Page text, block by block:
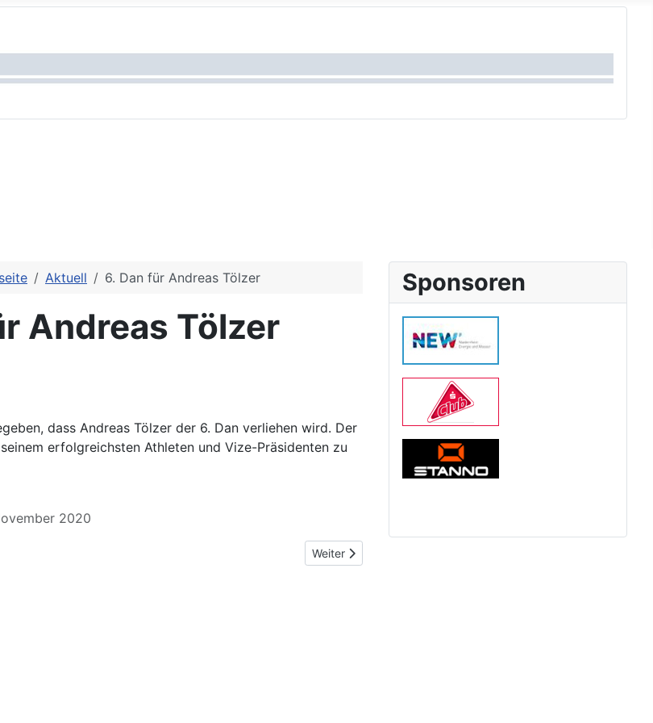
Aktuell 6. Dan für Andreas Tölzer
Andreas Tölzer
dass Andreas Tölzer der 6. Dan verliehen wird. Der
erfolgreichsten Athleten und Vize-Präsidenten zu
2020
Jahr Nächster Beitrag: Corona Update vom 1.11.2020
Weiter
Sponsoren